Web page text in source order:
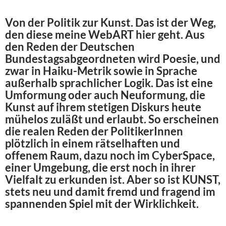
Von der Politik zur Kunst. Das ist der Weg,
den diese meine WebART hier geht. Aus
den Reden der Deutschen
Bundestagsabgeordneten wird Poesie, und
zwar in Haiku-Metrik sowie in Sprache
außerhalb sprachlicher Logik. Das ist eine
Umformung oder auch Neuformung, die
Kunst auf ihrem stetigen Diskurs heute
mühelos zuläßt und erlaubt. So erscheinen
die realen Reden der PolitikerInnen
plötzlich in einem rätselhaften und
offenem Raum, dazu noch im CyberSpace,
einer Umgebung, die erst noch in ihrer
Vielfalt zu erkunden ist. Aber so ist KUNST,
stets neu und damit fremd und fragend im
spannenden Spiel mit der Wirklichkeit.